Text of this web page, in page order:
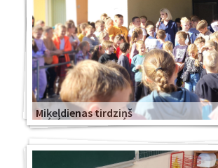
Miķeļdienas tirdziņš